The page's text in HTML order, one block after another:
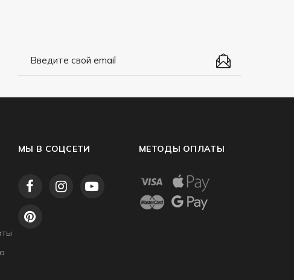
МЫ В СОЦСЕТИ МЕТОДЫ ОПЛАТЫ